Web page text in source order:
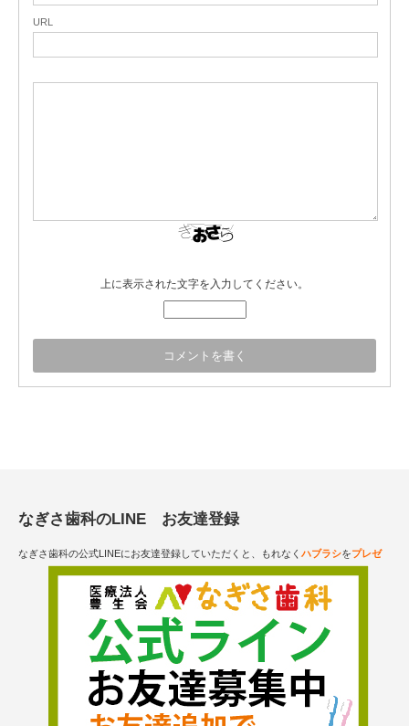
URL
上に表示された文字を入力してください。
なぎさ歯科のLINE お友達登録
なぎさ歯科の公式LINEにお友達登録していただくと、もれなく ハブラシをプレゼ